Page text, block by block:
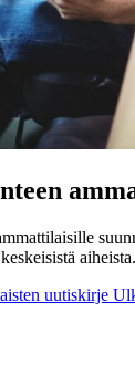
aiheista.
uutiskirje